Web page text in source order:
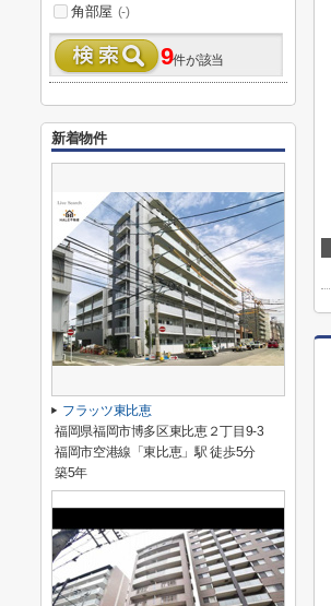
角部屋 (-)
9件が該当
新着物件
フラッツ東比恵
福岡県福岡市博多区東比恵２丁目9-3
福岡市空港線「東比恵」駅 徒歩5分
築5年